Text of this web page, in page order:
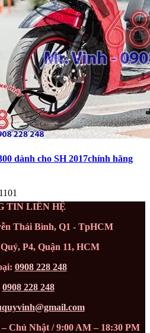
dành cho SH 2017chính hãng
TIN LIÊN HỆ
Thái Bình, Q1 - TpHCM
P4, Quận 11, HCM
0908 228 248
0908 228 248
Chủ Nhật / 9:00 AM – 18:30 PM